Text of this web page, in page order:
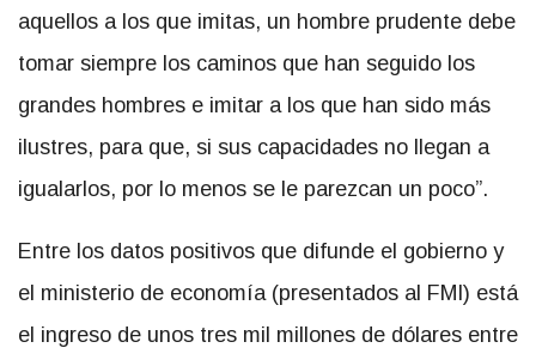
aquellos a los que imitas, un hombre prudente debe
tomar siempre los caminos que han seguido los
grandes hombres e imitar a los que han sido más
ilustres, para que, si sus capacidades no llegan a
igualarlos, por lo menos se le parezcan un poco”.
Entre los datos positivos que difunde el gobierno y
el ministerio de economía (presentados al FMI) está
el ingreso de unos tres mil millones de dólares entre